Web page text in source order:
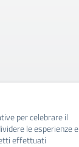
per celebrare il
le esperienze e
effettuati